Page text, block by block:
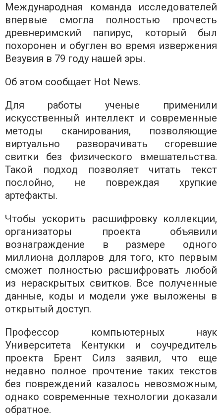
Международная команда исследователей
впервые смогла полностью прочесть
древнеримский папирус, который был
похоронен и обуглен во время извержения
Везувия в 79 году нашей эры.
Об этом сообщает Hot News.
Для работы ученые применили
искусственный интеллект и современные
методы сканирования, позволяющие
виртуально разворачивать сгоревшие
свитки без физического вмешательства.
Такой подход позволяет читать текст
послойно, не повреждая хрупкие
артефакты.
Чтобы ускорить расшифровку коллекции,
организаторы проекта объявили
вознаграждение в размере одного
миллиона долларов для того, кто первым
сможет полностью расшифровать любой
из нераскрытых свитков. Все полученные
данные, коды и модели уже выложены в
открытый доступ.
Профессор компьютерных наук
Университета Кентукки и соучредитель
проекта Брент Силз заявил, что еще
недавно полное прочтение таких текстов
без повреждений казалось невозможным,
однако современные технологии доказали
обратное.